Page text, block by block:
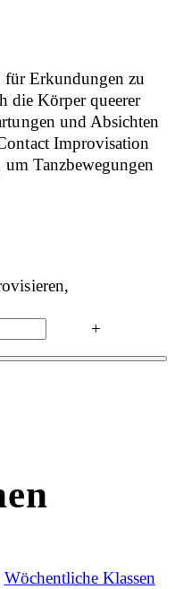
für Erkundungen zu
die Körper queerer
und Absichten
Improvisation
Tanzbewegungen
+
Wöchentliche Klassen